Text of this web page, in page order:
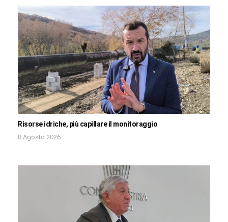
Risorse idriche, più capillare il monitoraggio
8 Agosto 2026